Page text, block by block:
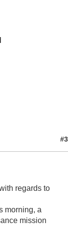
#3
regards to
morning, a
mission